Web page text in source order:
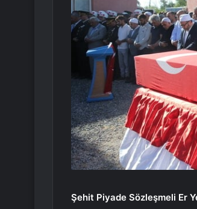
Şehit Piyade Sözleşmeli Er